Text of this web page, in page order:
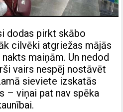
dodas pirkt skābo
cilvēki atgriežas mājās
maiņām. Un nedod
vairs nespēj nostāvēt
sieviete izskatās
– viņai pat nav spēka